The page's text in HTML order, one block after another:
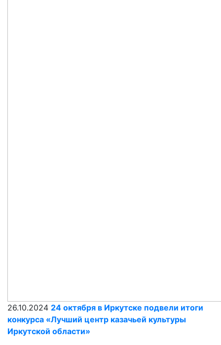
26.10.2024 24 октября в Иркутске подвели итоги
конкурса «Лучший центр казачьей культуры
Иркутской области»